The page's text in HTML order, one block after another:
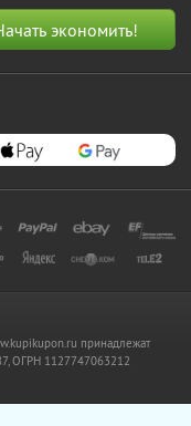
принадлежат
ОГРН 1127747063212